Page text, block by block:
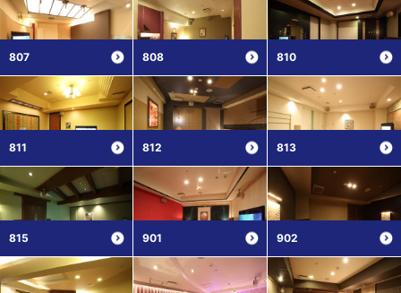
807 808 810
811 812 813
815 901 902